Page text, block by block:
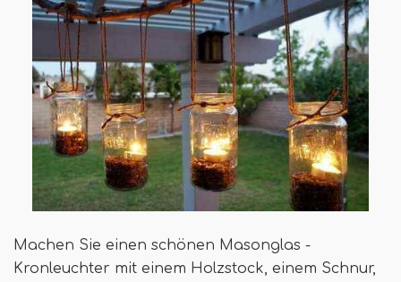
Machen Sie einen schönen Masonglas -
Kronleuchter mit einem Holzstock, einem Schnur,